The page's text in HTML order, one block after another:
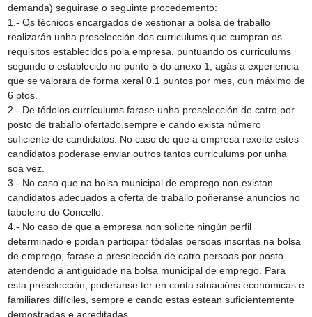
demanda) seguirase o seguinte procedemento:
1.‑ Os técnicos encargados de xestionar a bolsa de traballo
realizarán unha preselección dos curriculums que cumpran os
requisitos establecidos pola empresa, puntuando os curriculums
segundo o establecido no punto 5 do anexo 1, agás a experiencia
que se valorara de forma xeral 0.1 puntos por mes, cun máximo de
6 ptos.
2.‑ De tódolos currículums farase unha preselección de catro por
posto de traballo ofertado,sempre e cando exista número
suficiente de candidatos. No caso de que a empresa rexeite estes
candidatos poderase enviar outros tantos curriculums por unha
soa vez.
3.‑ No caso que na bolsa municipal de emprego non existan
candidatos adecuados a oferta de traballo poñeranse anuncios no
taboleiro do Concello.
4.‑ No caso de que a empresa non solicite ningún perfil
determinado e poidan participar tódalas persoas inscritas na bolsa
de emprego, farase a preselección de catro persoas por posto
atendendo á antigüidade na bolsa municipal de emprego. Para
esta preselección, poderanse ter en conta situacións económicas e
familiares difíciles, sempre e cando estas estean suficientemente
demostradas e acreditadas.